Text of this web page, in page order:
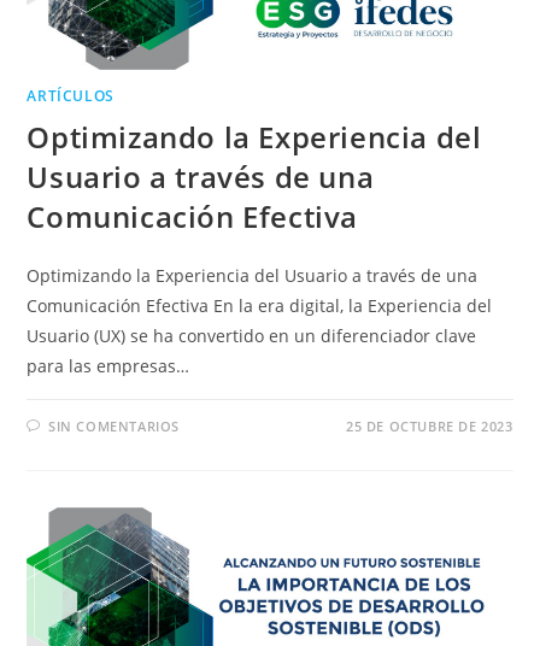
ARTÍCULOS
Optimizando la Experiencia del
Usuario a través de una
Comunicación Efectiva
Optimizando la Experiencia del Usuario a través de una
Comunicación Efectiva En la era digital, la Experiencia del
Usuario (UX) se ha convertido en un diferenciador clave
para las empresas…
SIN COMENTARIOS 25 DE OCTUBRE DE 2023